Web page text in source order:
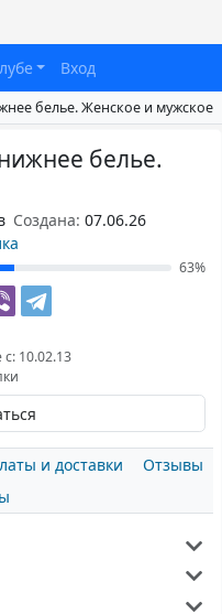
Вход
белье. Женское и мужское
белье.
Создана: 07.06.26
63%
с: 10.02.13
и доставки
Отзывы